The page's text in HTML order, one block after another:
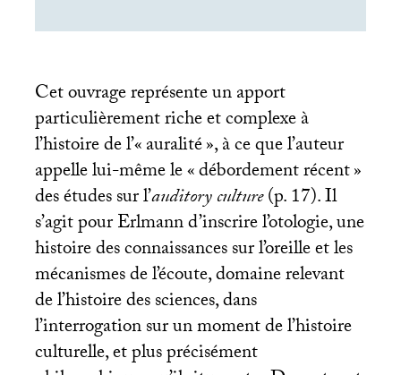
Cet ouvrage représente un apport
particulièrement riche et complexe à
l’histoire de l’«auralité», à ce que l’auteur
appelle lui-même le «débordement récent»
des études sur l’auditory culture(p. 17). Il
s’agit pour Erlmann d’inscrire l’otologie, une
histoire des connaissances sur l’oreille et les
mécanismes de l’écoute, domaine relevant
de l’histoire des sciences, dans
l’interrogation sur un moment de l’histoire
culturelle, et plus précisément